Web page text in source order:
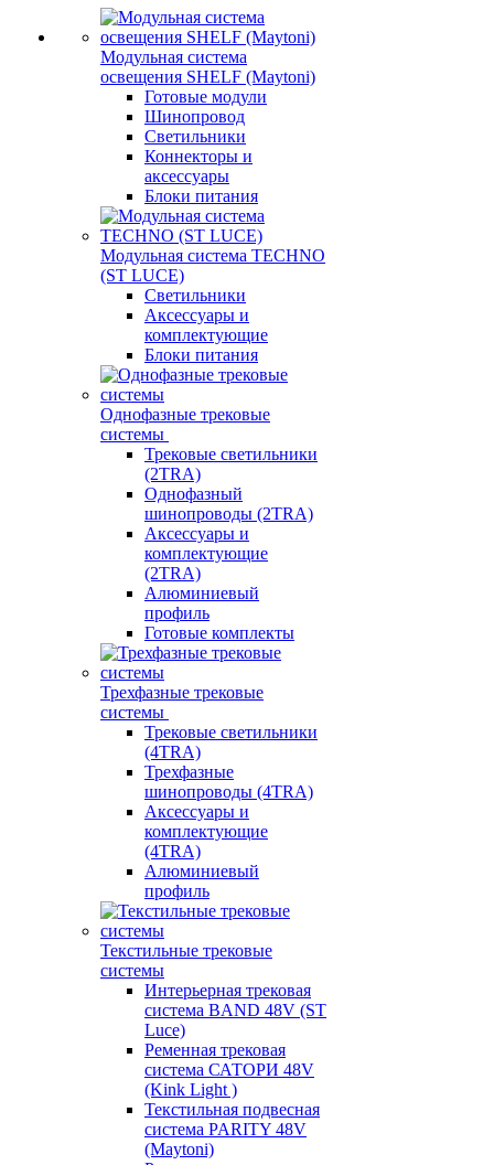
Модульная система
освещения SHELF (Maytoni)
Готовые модули
Шинопровод
Светильники
Коннекторы и
аксессуары
Блоки питания
Модульная система TECHNO
(ST LUCE)
Светильники
Аксессуары и
комплектующие
Блоки питания
Однофазные трековые
системы
Трековые светильники
(2TRA)
Однофазный
шинопроводы (2TRA)
Аксессуары и
комплектующие
(2TRA)
Алюминиевый
профиль
Готовые комплекты
Трехфазные трековые
системы
Трековые светильники
(4TRA)
Трехфазные
шинопроводы (4TRA)
Аксессуары и
комплектующие
(4TRA)
Алюминиевый
профиль
Текстильные трековые
системы
Интерьерная трековая
система BAND 48V (ST
Luce)
Ременная трековая
система САТОРИ 48V
(Kink Light )
Текстильная подвесная
система PARITY 48V
(Maytoni)